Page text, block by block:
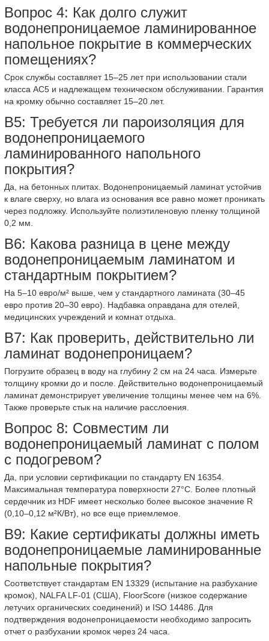
Вопрос 4: Как долго служит
водонепроницаемое ламинированное
напольное покрытие в коммерческих
помещениях?
Срок службы составляет 15–25 лет при использовании стали
класса AC5 и надлежащем техническом обслуживании. Гарантия
на кромку обычно составляет 15–20 лет.
В5: Требуется ли пароизоляция для
водонепроницаемого
ламинированного напольного
покрытия?
Да, на бетонных плитах. Водонепроницаемый ламинат устойчив
к влаге сверху, но влага из основания все равно может проникать
через подложку. Используйте полиэтиленовую пленку толщиной
0,2 мм.
В6: Какова разница в цене между
водонепроницаемым ламинатом и
стандартным покрытием?
На 5–10 евро/м² выше, чем у стандартного ламината (30–45
евро против 20–30 евро). Надбавка оправдана для отелей,
медицинских учреждений и комнат отдыха.
В7: Как проверить, действительно ли
ламинат водонепроницаем?
Погрузите образец в воду на глубину 2 см на 24 часа. Измерьте
толщину кромки до и после. Действительно водонепроницаемый
ламинат демонстрирует увеличение толщины менее чем на 6%.
Также проверьте стык на наличие расслоения.
Вопрос 8: Совместим ли
водонепроницаемый ламинат с полом
с подогревом?
Да, при условии сертификации по стандарту EN 16354.
Максимальная температура поверхности 27°C. Более плотный
сердечник из HDF имеет несколько более высокое значение R
(0,10–0,12 м²К/Вт), но все еще приемлемое.
В9: Какие сертификаты должны иметь
водонепроницаемые ламинированные
напольные покрытия?
Соответствует стандартам EN 13329 (испытание на разбухание
кромок), NALFA LF-01 (США), FloorScore (низкое содержание
летучих органических соединений) и ISO 14486. Для
подтверждения водонепроницаемости необходимо запросить
отчет о разбухании кромок через 24 часа.